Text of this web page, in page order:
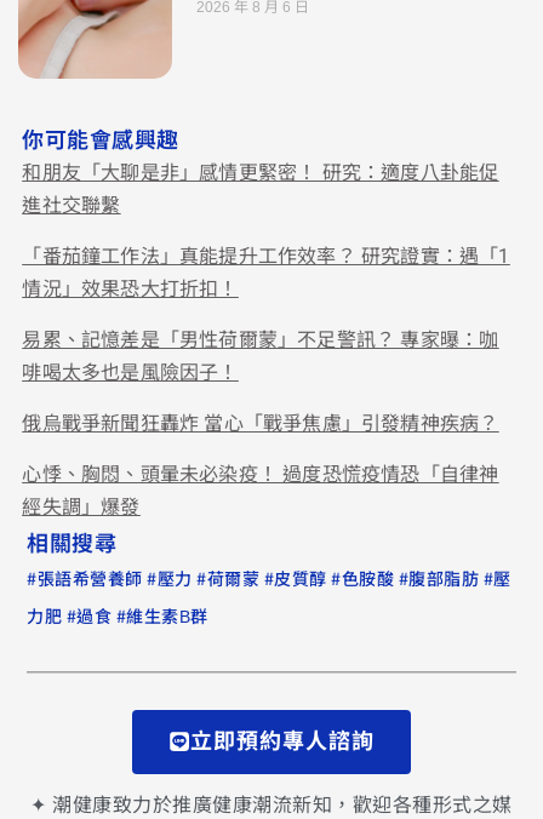
2026 年 8 月 6 日
你可能會感興趣
和朋友「大聊是非」感情更緊密！ 研究：適度八卦能促
進社交聯繫
「番茄鐘工作法」真能提升工作效率？ 研究證實：遇「1
情況」效果恐大打折扣！
易累、記憶差是「男性荷爾蒙」不足警訊？ 專家曝：咖
啡喝太多也是風險因子！
俄烏戰爭新聞狂轟炸 當心「戰爭焦慮」引發精神疾病？
心悸、胸悶、頭暈未必染疫！ 過度恐慌疫情恐「自律神
經失調」爆發
相關搜尋
#張語希營養師 #壓力 #荷爾蒙 #皮質醇 #色胺酸 #腹部脂肪 #壓
力肥 #過食 #維生素B群
立即預約專人諮詢
✦ 潮健康致力於推廣健康潮流新知，歡迎各種形式之媒